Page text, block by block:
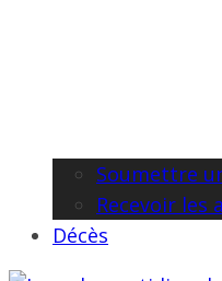
Soumettre
Recevoir les
Décès